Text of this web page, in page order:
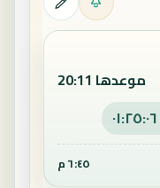
موعدها 20:11
٦:٤٥ م